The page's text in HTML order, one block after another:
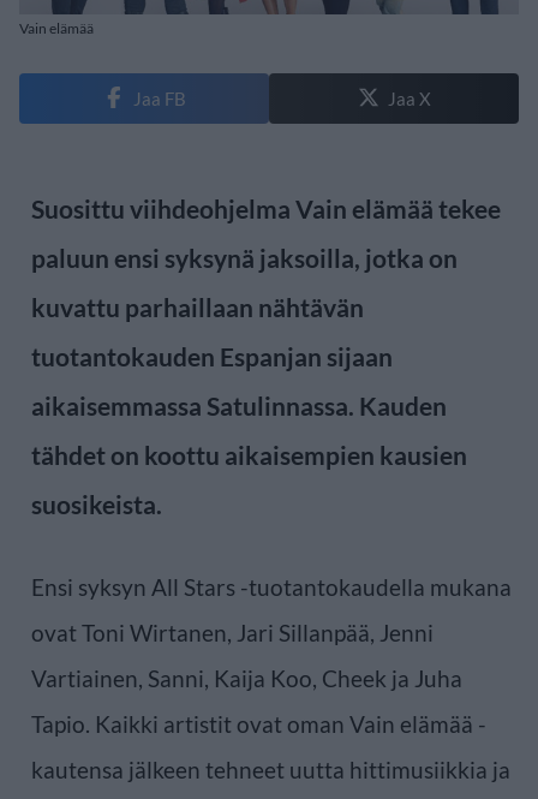
Vain elämää
Jaa FB Jaa X
Suosittu viihdeohjelma Vain elämää tekee
paluun ensi syksynä jaksoilla, jotka on
kuvattu parhaillaan nähtävän
tuotantokauden Espanjan sijaan
aikaisemmassa Satulinnassa. Kauden
tähdet on koottu aikaisempien kausien
suosikeista.
Ensi syksyn All Stars -tuotantokaudella mukana
ovat Toni Wirtanen, Jari Sillanpää, Jenni
Vartiainen, Sanni, Kaija Koo, Cheek ja Juha
Tapio. Kaikki artistit ovat oman Vain elämää -
kautensa jälkeen tehneet uutta hittimusiikkia ja